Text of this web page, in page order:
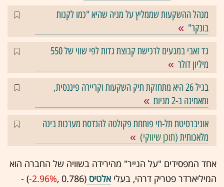
מנהל ההשקעות שממליץ על מניה שהיא "כמו לקנות
בונקר"
גד זאבי במגעים לרכישת קבוצת גדות לפי שווי של 550
מיליון דולר
בגיל 26 היא מתחזקת תיק השקעות וקריירה פיננסית,
ומאמינה ב-2 מניות
אוניברסיטת תל-חי פותחת פקולטה להנדסת מערכות בינה
מלאכותית (תוכן שיווקי)
אחד המפסידים "על הנייר" מהירידה בשוויה של החברה הוא
המיליארדר פטריק דרהי, בעליאלטיס (0.786 ,‎
-2.96%
‏) -